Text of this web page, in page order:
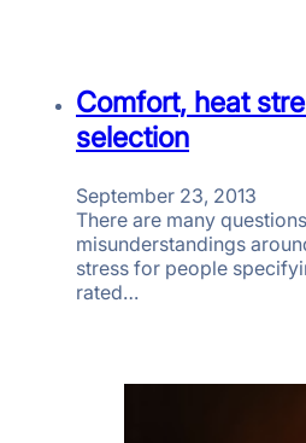
Comfort, heat
selection
September 23, 2013
There are many
misunderstandings
stress for people
rated…